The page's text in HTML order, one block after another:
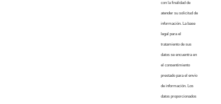
con la finalidad de
atender su solicitud de
información. La base
legal para el
tratamiento de sus
datos se encuentra en
el consentimiento
prestado para el envío
de información. Los
datos proporcionados